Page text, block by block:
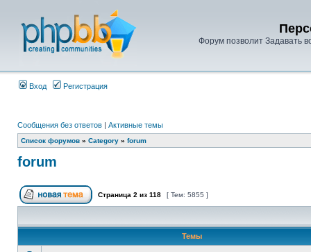
Форум позволит Задавать
Вход Регистрация
Сообщения без ответов | Активные темы
Список форумов » Category » forum
forum
Страница 2 из 118 [ Тем: 5855 ]
Темы